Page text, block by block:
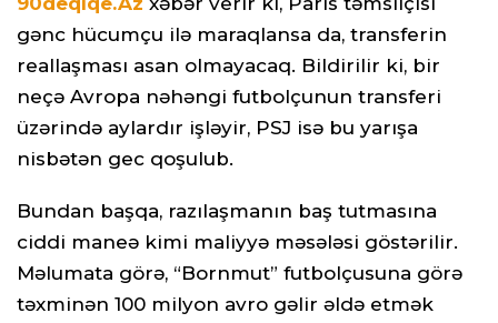
gənc hücumçu ilə maraqlansa da, transferin
reallaşması asan olmayacaq. Bildirilir ki, bir
neçə Avropa nəhəngi futbolçunun transferi
üzərində aylardır işləyir, PSJ isə bu yarışa
nisbətən gec qoşulub.
Bundan başqa, razılaşmanın baş tutmasına
ciddi maneə kimi maliyyə məsələsi göstərilir.
Məlumata görə, “Bornmut” futbolçusuna görə
təxminən 100 milyon avro gəlir əldə etmək